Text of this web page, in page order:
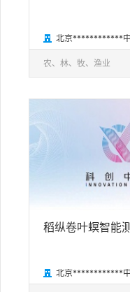
 北京************
农、林、牧、渔业
稻纵卷叶螟智能
 北京************